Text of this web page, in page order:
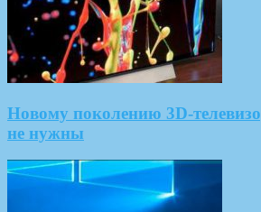
Новому поколению 3D-
не нужны